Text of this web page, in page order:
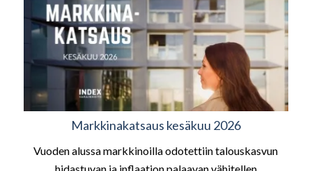
Markkinakatsaus kesäkuu 2026
Vuoden alussa markkinoilla odotettiin talouskasvun